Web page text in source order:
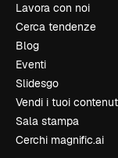
Lavora con noi
Cerca tendenze
Blog
Eventi
Slidesgo
Vendi i tuoi
Sala stampa
Cerchi magnific.ai